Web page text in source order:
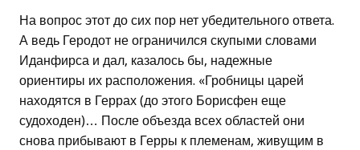
На вопрос этот до сих пор нет убедительного ответа.
А ведь Геродот не ограничился скупыми словами
Иданфирса и дал, казалось бы, надежные
ориентиры их расположения. «Гробницы царей
находятся в Геррах (до этого Борисфен еще
судоходен)… После объезда всех областей они
снова прибывают в Герры к племенам, живущим в